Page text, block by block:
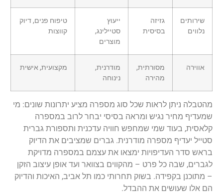
שירותים
נלווים
גזיזה
בסיסית
ייעוץ
סטיילינג,
מוצרים
טיפוח פנים, דיוק
קווצות
אווירה
מסורתית,
מהירה
מודרנית,
נינוחה
מקצועית, אישית
מהטבלה ניתן לראות שכל סוג מספרה מציע יתרונות שונים: מי
שמעדיף מחיר נגיש ומראה בסיסי יבחר לרוב במספרה
קלאסית, בעוד שמי שמחפש חוויה עדכנית ותספורת גברית
סטייל יעדיף מספרה מודרנית. גברים שמציבים את הדיוק
בראש סדר העדיפויות ימצאו את עצמם במספרה מדויקת
לגברים, שבה כל פרט – מהקווים בצוואר ועד אופן עיצוב הזקן
– מתוכנן בקפידה. בשוק תחרותי כמו תל אביב, האיכות והדיוק
הם אלו שעושים את ההבדל.